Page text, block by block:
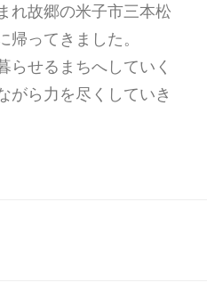
れ故郷の米子市三本松
ってきました。
らせるまちへしていく
がら力を尽くしていき